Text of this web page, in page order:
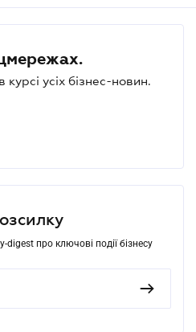
усіх бізнес-новин.
про ключові події бізнесу